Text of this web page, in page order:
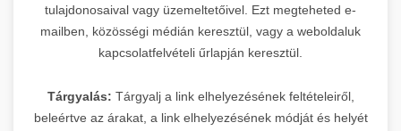
tulajdonosaival vagy üzemeltetőivel. Ezt megteheted e-
mailben, közösségi médián keresztül, vagy a weboldaluk
kapcsolatfelvételi űrlapján keresztül.
Tárgyalás: Tárgyalj a link elhelyezésének feltételeiről,
beleértve az árakat, a link elhelyezésének módját és helyét